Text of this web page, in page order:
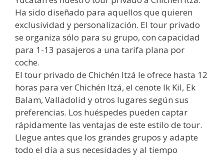
Ha sido diseñado para aquellos que quieren
exclusividad y personalización. El tour privado
se organiza sólo para su grupo, con capacidad
para 1-13 pasajeros a una tarifa plana por
coche.
El tour privado de Chichén Itzá le ofrece hasta 12
horas para ver Chichén Itzá, el cenote Ik Kil, Ek
Balam, Valladolid y otros lugares según sus
preferencias. Los huéspedes pueden captar
rápidamente las ventajas de este estilo de tour.
Llegue antes que los grandes grupos y adapte
todo el día a sus necesidades y al tiempo